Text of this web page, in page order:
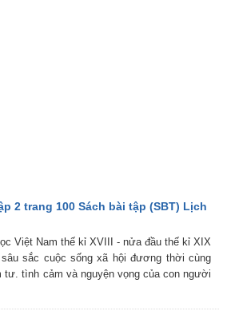
2 trang 100 Sách bài tập (SBT) Lịch
Việt Nam thế kỉ XVIII - nửa đầu thế kỉ XIX
sắc cuộc sống xã hội đương thời cùng
tư. tình cảm và nguyện vọng của con người